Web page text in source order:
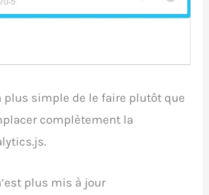
plus simple de le faire plutôt que
complètement la
plus mis à jour